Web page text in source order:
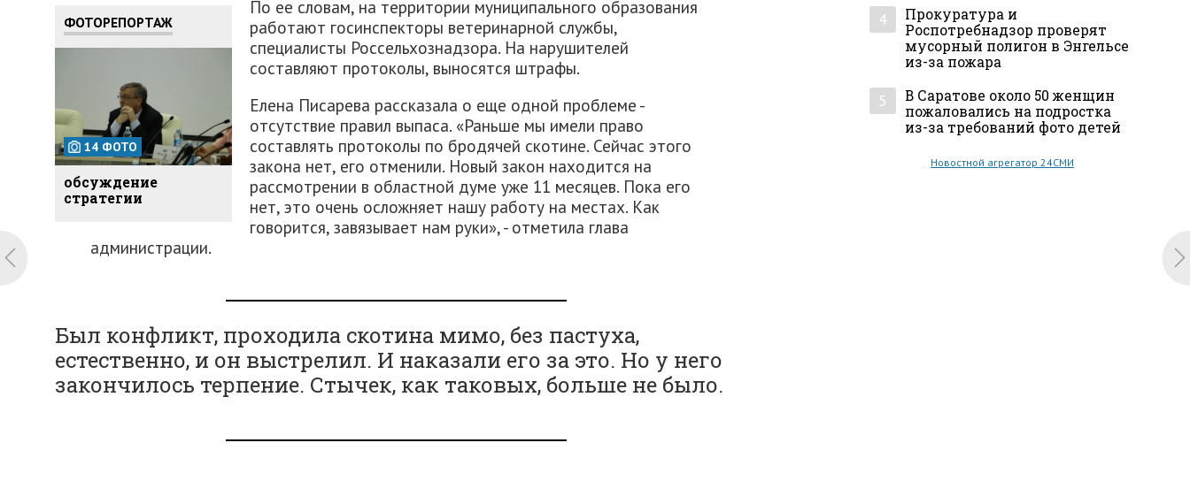
ФОТОРЕПОРТАЖ
14 ФОТО
обсуждение
стратегии
По ее словам, на территории муниципального образования
работают госинспекторы ветеринарной службы,
специалисты Россельхознадзора. На нарушителей
составляют протоколы, выносятся штрафы.
Елена Писарева рассказала о еще одной проблеме -
отсутствие правил выпаса. «Раньше мы имели право
составлять протоколы по бродячей скотине. Сейчас этого
закона нет, его отменили. Новый закон находится на
рассмотрении в областной думе уже 11 месяцев. Пока его
нет, это очень осложняет нашу работу на местах. Как
говорится, завязывает нам руки», - отметила глава
администрации.
Был конфликт, проходила скотина мимо, без пастуха,
естественно, и он выстрелил. И наказали его за это. Но у него
закончилось терпение. Стычек, как таковых, больше не было.
4
Прокуратура и
Роспотребнадзор проверят
мусорный полигон в Энгельсе
из-за пожара
5
В Саратове около 50 женщин
пожаловались на подростка
из-за требований фото детей
Новостной агрегатор 24СМИ